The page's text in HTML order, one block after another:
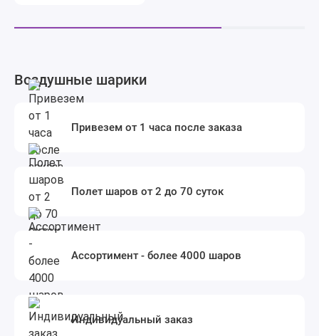
Воздушные шарики
Привезем от 1 часа после заказа
Полет шаров от 2 до 70 суток
Ассортимент - более 4000 шаров
Индивидуальный заказ